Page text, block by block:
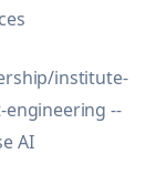
institute-
--
AI